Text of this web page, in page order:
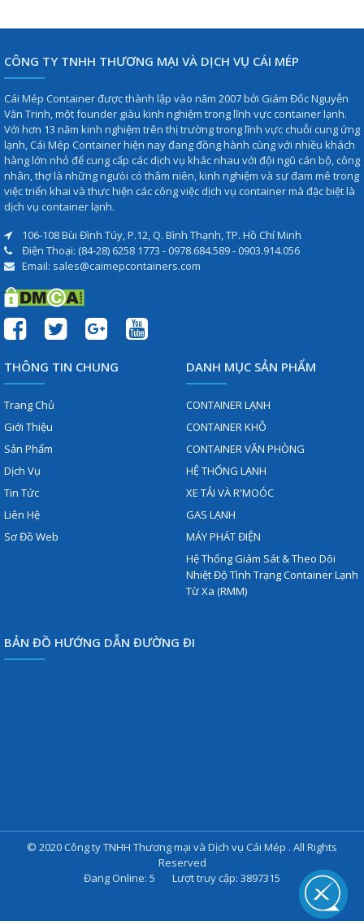
CÔNG TY TNHH THƯƠNG MẠI VÀ DỊCH VỤ CÁI MÉP
Cái Mép Container được thành lập vào năm 2007 bởi Giám Đốc Nguyễn
Văn Trinh, một founder giàu kinh nghiệm trong lĩnh vực container lạnh.
Với hơn 13 năm kinh nghiệm trên thị trường trong lĩnh vực chuỗi cung ứng
lạnh, Cái Mép Container hiện nay đang đồng hành cùng với nhiều khách
hàng lớn nhỏ để cung cấp các dịch vụ khác nhau với đội ngũ cán bộ, công
nhân, thợ là những ngưòi có thâm niên, kinh nghiệm và sự đam mê trong
việc triển khai và thực hiện các công việc dịch vụ container mà đặc biệt là
dịch vụ container lạnh.
106-108 Bùi Đình Túy, P.12, Q. Bình Thạnh, TP. Hồ Chí Minh
Điện Thoại: (84-28) 6258 1773 - 0978.684.589 - 0903.914.056
Email: sales@caimepcontainers.com
THÔNG TIN CHUNG
Trang Chủ
Giới Thiệu
Sản Phẩm
Dịch Vụ
Tin Tức
Liên Hệ
Sơ Đồ Web
DANH MỤC SẢN PHẨM
CONTAINER LẠNH
CONTAINER KHÔ
CONTAINER VĂN PHÒNG
HỆ THỐNG LẠNH
XE TẢI VÀ R'MOÓC
GAS LẠNH
MÁY PHÁT ĐIỆN
Hệ Thống Giám Sát & Theo Dõi
Nhiệt Độ Tình Trạng Container Lạnh
Từ Xa (RMM)
BẢN ĐỒ HƯỚNG DẪN ĐƯỜNG ĐI
© 2020 Công ty TNHH Thương mại và Dịch vụ Cái Mép . All Rights
Reserved
Đang Online: 5 Lượt truy cập: 3897315